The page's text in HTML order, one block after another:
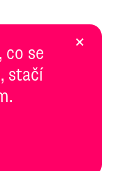
co se
stačí
×